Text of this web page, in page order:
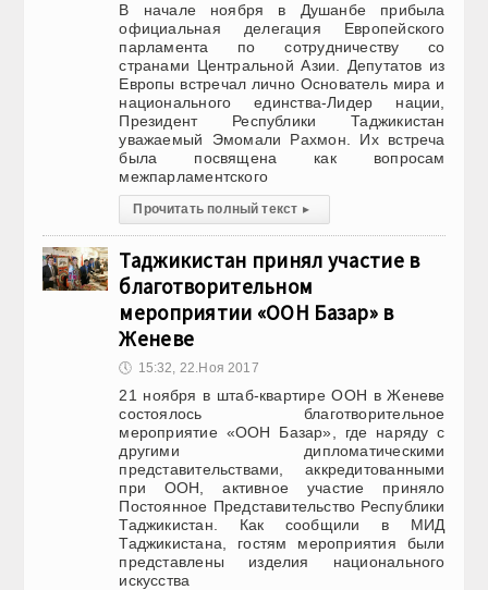
В начале ноября в Душанбе прибыла
официальная делегация Европейского
парламента по сотрудничеству со
странами Центральной Азии. Депутатов из
Европы встречал лично Основатель мира и
национального единства-Лидер нации,
Президент Республики Таджикистан
уважаемый Эмомали Рахмон. Их встреча
была посвящена как вопросам
межпарламентского
Прочитать полный текст ▸
Таджикистан принял участие в
благотворительном
мероприятии «ООН Базар» в
Женеве
🕔 15:32, 22.Ноя 2017
21 ноября в штаб-квартире ООН в Женеве
состоялось благотворительное
мероприятие «ООН Базар», где наряду с
другими дипломатическими
представительствами, аккредитованными
при ООН, активное участие приняло
Постоянное Представительство Республики
Таджикистан. Как сообщили в МИД
Таджикистана, гостям мероприятия были
представлены изделия национального
искусства